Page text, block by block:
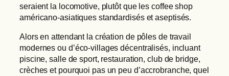
seraient la locomotive, plutôt que les coffee shop
américano-asiatiques standardisés et aseptisés.
Alors en attendant la création de pôles de travail
modernes ou d’éco-villages décentralisés, incluant
piscine, salle de sport, restauration, club de bridge,
crèches et pourquoi pas un peu d’accrobranche, quel